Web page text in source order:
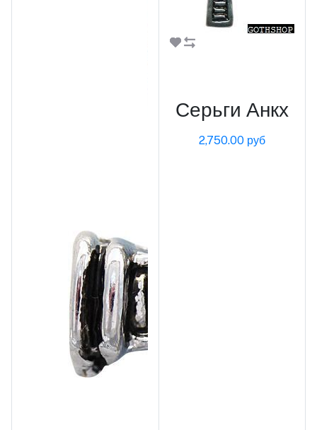
Серьги Анкх
2,750.00 руб